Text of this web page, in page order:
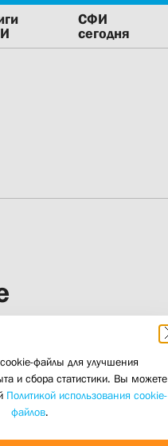
СФИ
сегодня
Свято-
России
файлы для улучшения
и сбора статистики. Вы можете
Политикой использования cookie-
файлов.